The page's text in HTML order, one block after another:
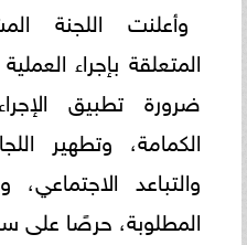
وأعلنت اللجنة
المتعلقة بإجراء
ضرورة تطبيق
الكمامة، وتطهير
والتباعد الاجتماعي،
المطلوبة، حرصًا على